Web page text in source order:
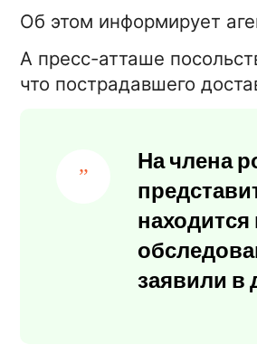
Об этом информирует
А пресс-атташе
что пострадавшего
На члена
заявили в